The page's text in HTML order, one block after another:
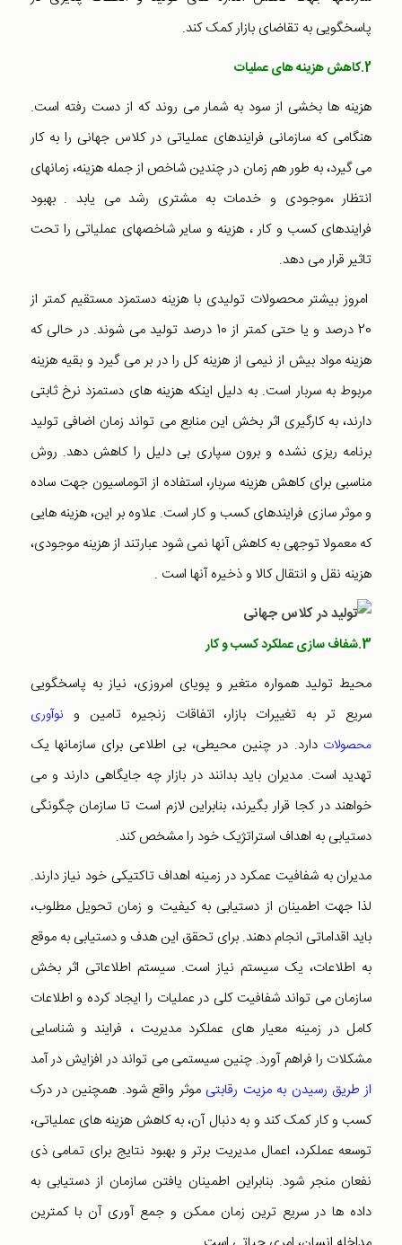
پاسخگویی به تقاضای بازار کمک کند.
2.کاهش هزینه های عملیات
هزینه ها بخشی از سود به شمار می روند که از دست رفته است.
هنگامی که سازمانی فرایندهای عملیاتی در کلاس جهانی را به کار
می گیرد، به طور هم زمان در چندین شاخص از جمله هزینه، زمانهای
انتظار ،موجودی و خدمات به مشتری رشد می یابد . بهبود
فرایندهای کسب و کار ، هزینه و سایر شاخصهای عملیاتی را تحت
تاثیر قرار می دهد.
امروز بیشتر محصولات تولیدی با هزینه دستمزد مستقیم کمتر از
20 درصد و یا حتی کمتر از 10 درصد تولید می شوند. در حالی که
هزینه مواد بیش از نیمی از هزینه کل را در بر می گیرد و بقیه هزینه
مربوط به سربار است. به دلیل اینکه هزینه های دستمزد نرخ ثابتی
دارند، به کارگیری اثر بخش این منابع می تواند زمان اضافی تولید
برنامه ریزی نشده و برون سپاری بی دلیل را کاهش دهد. روش
مناسبی برای کاهش هزینه سربار، استفاده از اتوماسیون جهت ساده
و موثر سازی فرایندهای کسب و کار است. علاوه بر این، هزینه هایی
که معمولا توجهی به کاهش آنها نمی شود عبارتند از هزینه موجودی،
هزینه نقل و انتقال کالا و ذخیره آنها است .
3.شفاف سازی عملکرد کسب و کار
محیط تولید همواره متغیر و پویای امروزی، نیاز به پاسخگویی
سریع تر به تغییرات بازار، اتفاقات زنجیره تامین و نوآوری
محصولات دارد. در چنین محیطی، بی اطلاعی برای سازمانها یک
تهدید است. مدیران باید بدانند در بازار چه جایگاهی دارند و می
خواهند در کجا قرار بگیرند، بنابراین لازم است تا سازمان چگونگی
دستیابی به اهداف استراتژیک خود را مشخص کند.
مدیران به شفافیت عمکرد در زمینه اهداف تاکتیکی خود نیاز دارند.
لذا جهت اطمینان از دستیابی به کیفیت و زمان تحویل مطلوب،
باید اقداماتی انجام دهند. برای تحقق این هدف و دستیابی به موقع
به اطلاعات، یک سیستم نیاز است. سیستم اطلاعاتی اثر بخش
سازمان می تواند شفافیت کلی در عملیات را ایجاد کرده و اطلاعات
کامل در زمینه معیار های عملکرد مدیریت ، فرایند و شناسایی
مشکلات را فراهم آورد. چنین سیستمی می تواند در افزایش در آمد
از طریق رسیدن به مزیت رقابتی موثر واقع شود. همچنین در درک
کسب و کار کمک کند و به دنبال آن، به کاهش هزینه های عملیاتی،
توسعه عملکرد، اعمال مدیریت برتر و بهبود نتایج برای تمامی ذی
نفعان منجر شود. بنابراین اطمینان یافتن سازمان از دستیابی به
داده ها در سریع ترین زمان ممکن و جمع آوری آن با کمترین